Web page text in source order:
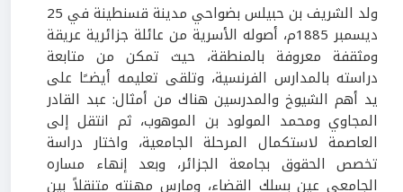
ولد الشريف بن حبيلس بضواحي مدينة قسنطينة في 25
ديسمبر 1885م، أصوله الأسرية من عائلة جزائرية عريقة
ومثقفة معروفة بالمنطقة، حيث تمكن من متابعة
دراسته بالمدارس الفرنسية، وتلقى تعليمه أيضــًا على
يد أهم الشيوخ والمدرسين هناك من أمثال: عبد القادر
المجاوي ومحمد المولود بن الموهوب، ثم انتقل إلى
العاصمة لاستكمال المرحلة الجامعية، واختار دراسة
تخصص الحقوق بجامعة الجزائر، وبعد إنهاء مساره
الجامعي عين بسلك القضاء، ومارس مهنته متنقلاً بين